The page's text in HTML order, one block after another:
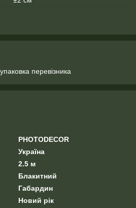
перевізника
PHOTODECOR
Україна
2.5 м
Блакитний
Габардин
Новий рік